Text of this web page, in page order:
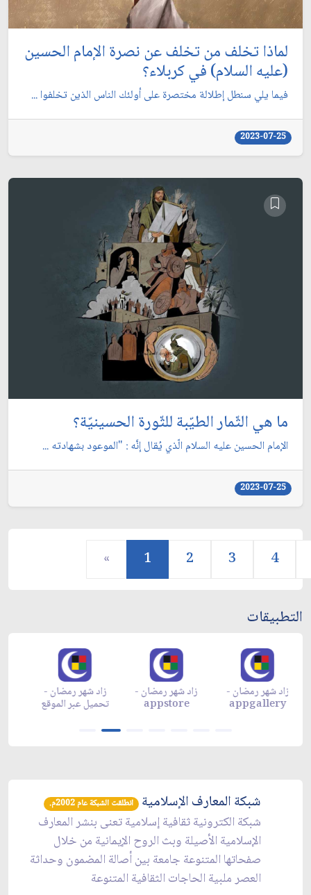
لماذا تخلف من تخلف عن نصرة الإمام الحسين
(عليه السلام) في كربلاء؟
فيما يلي سنطل إطلالة مختصرة على أولئك الناس الذين تخلفوا ...
2023-07-25
ما هي الثّمار الطيّبة للثّورة الحسينيّة؟
الإمام الحسين عليه السلام الّذي يُقال إنَّه : "الموعود بشهادته ...
2023-07-25
« 1 2 3 4
التطبيقات
زاد شهر رمضان -
تحميل عبر الموقع
زاد شهر رمضان -
appstore
زاد شهر رمضان -
appgallery
شبكة المعارف الإسلامية انطلقت الشبكة عام 2002م.
شبكة الكترونية ثقافية إسلامية تعنى بنشر المعارف
الإسلامية الأصيلة وبث الروح الإيمانية من خلال
صفحاتها المتنوعة جامعة بين أصالة المضمون وحداثة
العصر ملبية الحاجات الثقافية المتنوعة